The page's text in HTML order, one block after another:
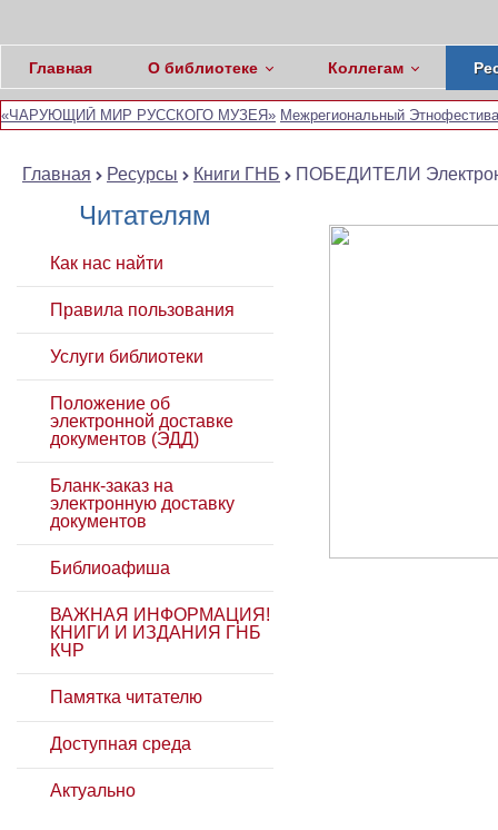
Главная О библиотеке Коллегам
«ЧАРУЮЩИЙ МИР РУССКОГО МУЗЕЯ» Межрегиональный
Главная Ресурсы Книги ГНБ ПОБЕДИТЕЛИ
Читателям
Как нас найти
Правила пользования
Услуги библиотеки
Положение об
электронной доставке
документов (ЭДД)
Бланк-заказ на
электронную доставку
документов
Библиоафиша
ВАЖНАЯ ИНФОРМАЦИЯ!
КНИГИ И ИЗДАНИЯ ГНБ
КЧР
Памятка читателю
Доступная среда
Актуально